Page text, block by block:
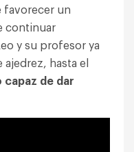
favorecer un
continuar
y su profesor ya
hasta el
capaz de dar